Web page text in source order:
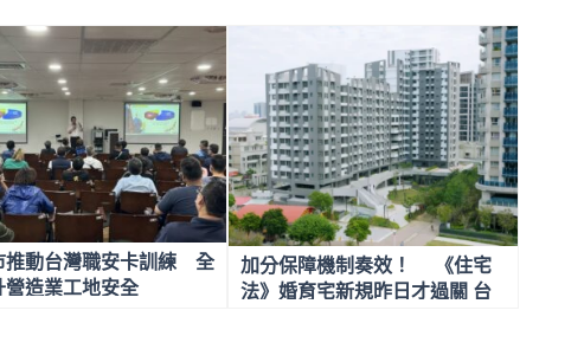
推動台灣職安卡訓練 全
營造業工地安全
加分保障機制奏效！ 《住宅
法》婚育宅新規昨日才過關 台